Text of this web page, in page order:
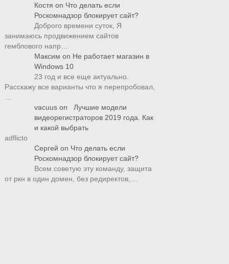
Костя on Что делать если
Роскомнадзор блокирует сайт?
Доброго времени суток, Я
занимаюсь продвижением сайтов
гемблового напр…
Максим on Не работает магазин в
Windows 10
23 год и все еще актуально.
Расскажу все варианты что я перепробовал,
…
vacuus on
Лучшие модели
видеорегистраторов 2019 года. Как
и какой выбрать
adflicto
Сергей on Что делать если
Роскомнадзор блокирует сайт?
Всем советую эту команду, защита
от ркн в один домен, без редиректов,…